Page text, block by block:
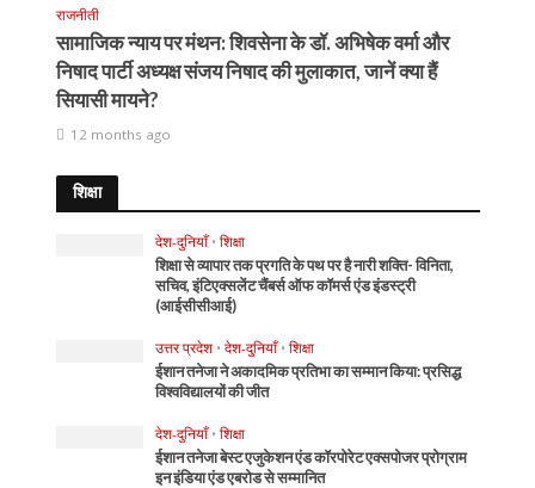
राजनीती
सामाजिक न्याय पर मंथन: शिवसेना के डॉ. अभिषेक वर्मा और
निषाद पार्टी अध्यक्ष संजय निषाद की मुलाकात, जानें क्या हैं
सियासी मायने?
12 months ago
शिक्षा
देश-दुनियाँ • शिक्षा
शिक्षा से व्यापार तक प्रगति के पथ पर है नारी शक्ति- विनिता,
सचिव, इंटिएक्सलेंट चैंबर्स ऑफ कॉमर्स एंड इंडस्ट्री
(आईसीसीआई)
उत्तर प्रदेश • देश-दुनियाँ • शिक्षा
ईशान तनेजा ने अकादमिक प्रतिभा का सम्मान किया: प्रसिद्ध
विश्वविद्यालयों की जीत
देश-दुनियाँ • शिक्षा
ईशान तनेजा बेस्ट एजुकेशन एंड कॉरपोरेट एक्सपोजर प्रोग्राम
इन इंडिया एंड एबरोड से सम्मानित